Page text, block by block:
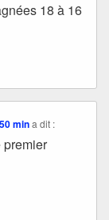
18 à 16
min a dit :
premier